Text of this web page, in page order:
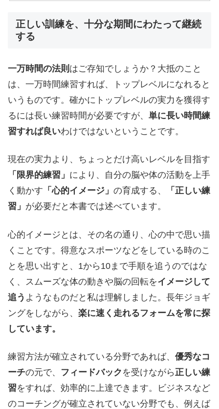
正しい訓練を、十分な期間にわたって継続
する
一万時間の法則 はご存知でしょうか？大抵のこと
は、一万時間練習すれば、トップレベルになれると
いうものです。確かにトップレベルの実力を獲得す
るには長い練習時間が必要ですが、 単に長い時間練
習すれば良いわけではないということです。
現在の実力より、ちょっとだけ高いレベルを目指す
「限界的練習」 により、自分の脳や体の活動を上手
く動かす 「心的イメージ」 の育成する、
「正しい練
習」 が必要だと本書では述べています。
心的イメージとは、その名の通り、心の中で思い描
くことです。得意なスポーツなどをしている時のこ
とを思い出すと、1から10まで手順を追うのではな
く、スムーズな体の動きや脳の回転をイメージして
追う ようなものだと私は理解しました。長年ジョギ
ングをしながら、 楽に速く走れるフォームを常に探
しています。
練習方法が確立されている分野であれば、 優秀なコ
ーチの元で、 フィードバック を受けながら 正しい練
習をすれば、効率的に上達できます。ビジネスなど
のコーチングが確立されていない分野でも、例えば